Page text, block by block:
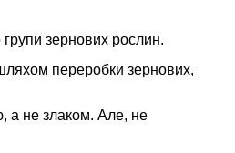
зернових рослин.
переробки зернових,
а не злаком. Але, не